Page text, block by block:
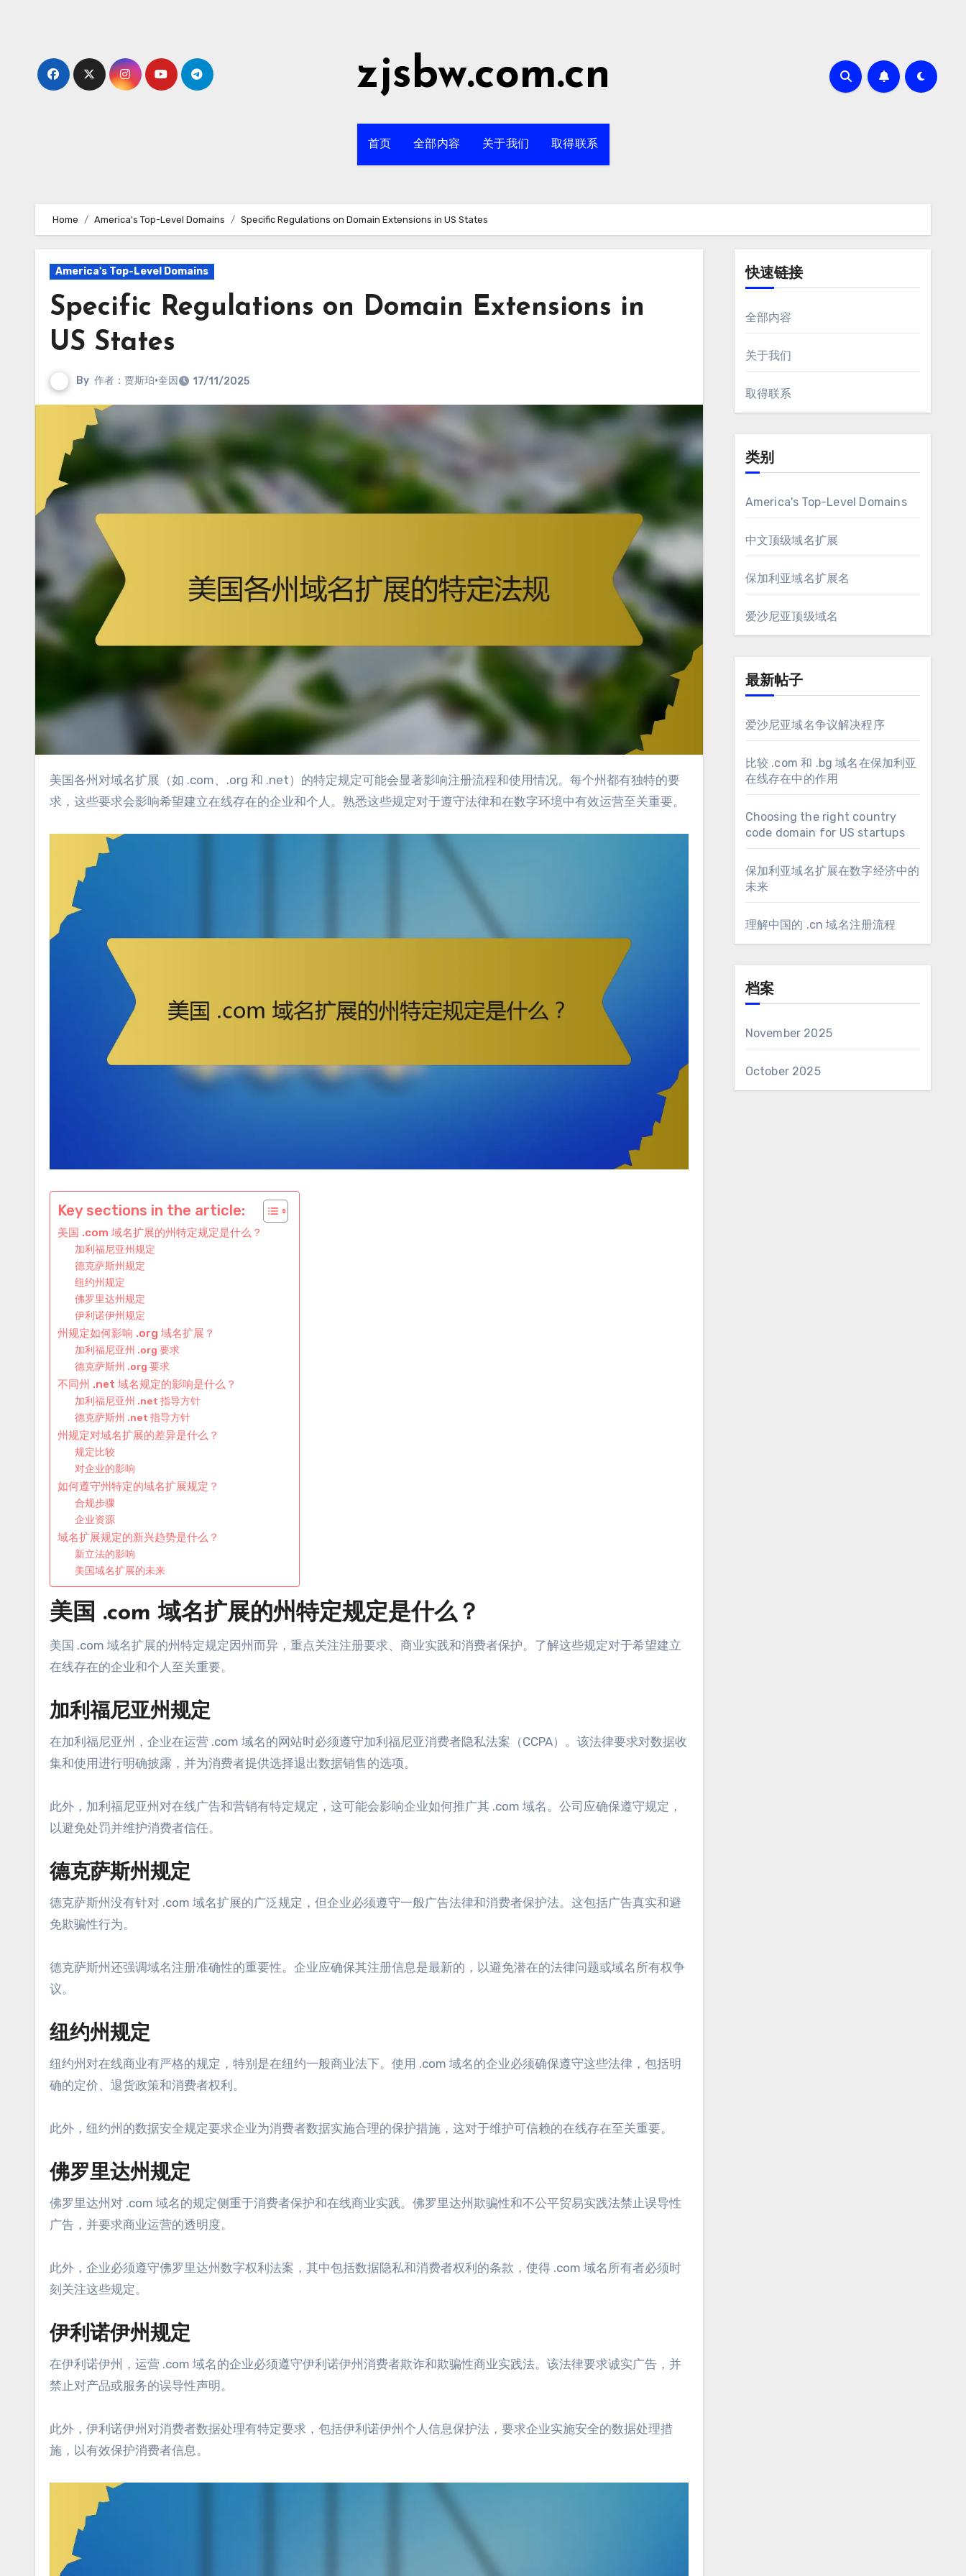
zjsbw.com.cn
首页 全部内容 关于我们 取得联系
Home America's Top-Level Domains Specific Regulations on Domain Extensions in US States
America's Top-Level Domains
Specific Regulations on Domain Extensions in
US States
By 作者：贾斯珀·奎因 17/11/2025
美国各州对域名扩展（如 .com、.org 和 .net）的特定规定可能会显著影响注册流程和使用情况。每个州都有独特的要
求，这些要求会影响希望建立在线存在的企业和个人。熟悉这些规定对于遵守法律和在数字环境中有效运营至关重要。
Key sections in the article:
美国 .com 域名扩展的州特定规定是什么？
加利福尼亚州规定
德克萨斯州规定
纽约州规定
佛罗里达州规定
伊利诺伊州规定
州规定如何影响 .org 域名扩展？
加利福尼亚州 .org 要求
德克萨斯州 .org 要求
不同州 .net 域名规定的影响是什么？
加利福尼亚州 .net 指导方针
德克萨斯州 .net 指导方针
州规定对域名扩展的差异是什么？
规定比较
对企业的影响
如何遵守州特定的域名扩展规定？
合规步骤
企业资源
域名扩展规定的新兴趋势是什么？
新立法的影响
美国域名扩展的未来
美国 .com 域名扩展的州特定规定是什么？
美国 .com 域名扩展的州特定规定因州而异，重点关注注册要求、商业实践和消费者保护。了解这些规定对于希望建立
在线存在的企业和个人至关重要。
加利福尼亚州规定
在加利福尼亚州，企业在运营 .com 域名的网站时必须遵守加利福尼亚消费者隐私法案（CCPA）。该法律要求对数据收
集和使用进行明确披露，并为消费者提供选择退出数据销售的选项。
此外，加利福尼亚州对在线广告和营销有特定规定，这可能会影响企业如何推广其 .com 域名。公司应确保遵守规定，
以避免处罚并维护消费者信任。
德克萨斯州规定
德克萨斯州没有针对 .com 域名扩展的广泛规定，但企业必须遵守一般广告法律和消费者保护法。这包括广告真实和避
免欺骗性行为。
德克萨斯州还强调域名注册准确性的重要性。企业应确保其注册信息是最新的，以避免潜在的法律问题或域名所有权争
议。
纽约州规定
纽约州对在线商业有严格的规定，特别是在纽约一般商业法下。使用 .com 域名的企业必须确保遵守这些法律，包括明
确的定价、退货政策和消费者权利。
此外，纽约州的数据安全规定要求企业为消费者数据实施合理的保护措施，这对于维护可信赖的在线存在至关重要。
佛罗里达州规定
佛罗里达州对 .com 域名的规定侧重于消费者保护和在线商业实践。佛罗里达州欺骗性和不公平贸易实践法禁止误导性
广告，并要求商业运营的透明度。
此外，企业必须遵守佛罗里达州数字权利法案，其中包括数据隐私和消费者权利的条款，使得 .com 域名所有者必须时
刻关注这些规定。
伊利诺伊州规定
在伊利诺伊州，运营 .com 域名的企业必须遵守伊利诺伊州消费者欺诈和欺骗性商业实践法。该法律要求诚实广告，并
禁止对产品或服务的误导性声明。
此外，伊利诺伊州对消费者数据处理有特定要求，包括伊利诺伊州个人信息保护法，要求企业实施安全的数据处理措
施，以有效保护消费者信息。
快速链接
全部内容
关于我们
取得联系
类别
America's Top-Level Domains
中文顶级域名扩展
保加利亚域名扩展名
爱沙尼亚顶级域名
最新帖子
爱沙尼亚域名争议解决程序
比较 .com 和 .bg 域名在保加利亚
在线存在中的作用
Choosing the right country
code domain for US startups
保加利亚域名扩展在数字经济中的
未来
理解中国的 .cn 域名注册流程
档案
November 2025
October 2025